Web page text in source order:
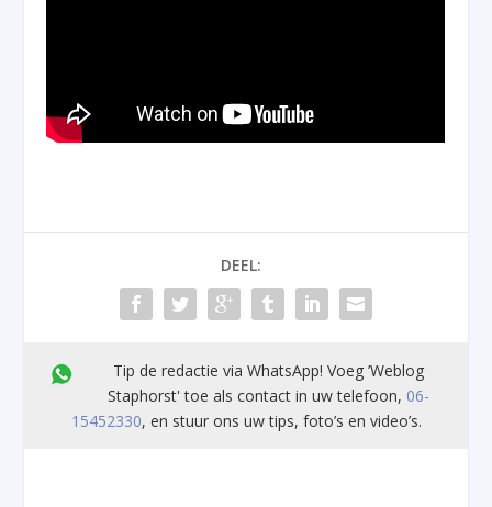
DEEL:
Tip de redactie via WhatsApp! Voeg ’Weblog
Staphorst' toe als contact in uw telefoon, 06-
15452330, en stuur ons uw tips, foto’s en video’s.